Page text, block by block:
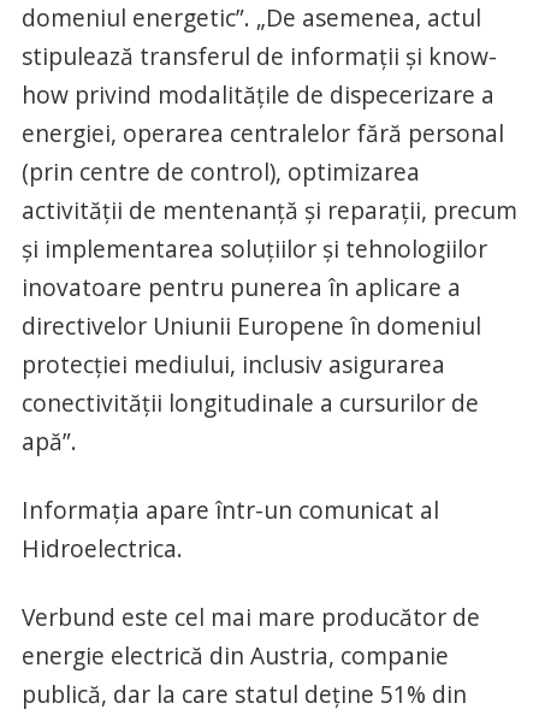
domeniul energetic”. „De asemenea, actul
stipulează transferul de informații și know-
how privind modalitățile de dispecerizare a
energiei, operarea centralelor fără personal
(prin centre de control), optimizarea
activității de mentenanță și reparații, precum
și implementarea soluțiilor și tehnologiilor
inovatoare pentru punerea în aplicare a
directivelor Uniunii Europene în domeniul
protecției mediului, inclusiv asigurarea
conectivității longitudinale a cursurilor de
apă”.
Informaţia apare într-un comunicat al
Hidroelectrica.
Verbund este cel mai mare producător de
energie electrică din Austria, companie
publică, dar la care statul deţine 51% din